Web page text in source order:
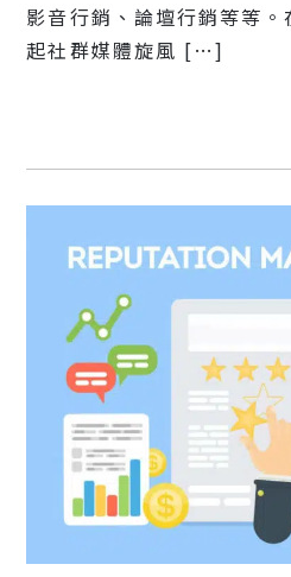
影音行銷、論壇行銷等等
起社群媒體旋風 […]